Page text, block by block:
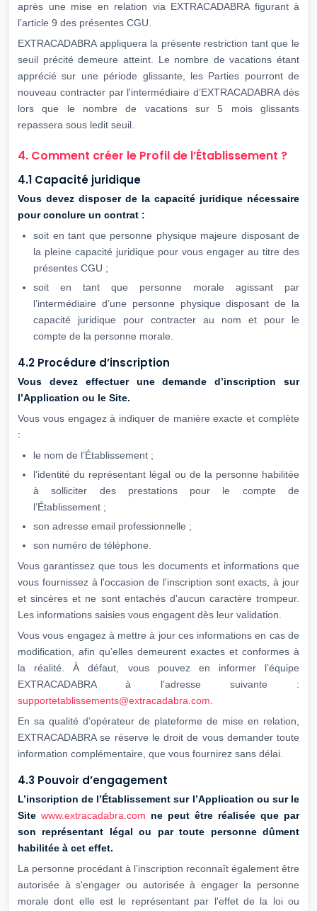
après une mise en relation via EXTRACADABRA figurant à
l’article 9 des présentes CGU.
EXTRACADABRA appliquera la présente restriction tant que le
seuil précité demeure atteint. Le nombre de vacations étant
apprécié sur une période glissante, les Parties pourront de
nouveau contracter par l'intermédiaire d’EXTRACADABRA dès
lors que le nombre de vacations sur 5 mois glissants
repassera sous ledit seuil.
4. Comment créer le Profil de l’Établissement ?
4.1 Capacité juridique
Vous devez disposer de la capacité juridique nécessaire
pour conclure un contrat :
soit en tant que personne physique majeure disposant de
la pleine capacité juridique pour vous engager au titre des
présentes CGU ;
soit en tant que personne morale agissant par
l’intermédiaire d’une personne physique disposant de la
capacité juridique pour contracter au nom et pour le
compte de la personne morale.
4.2 Procédure d’inscription
Vous devez effectuer une demande d’inscription sur
l’Application ou le Site.
Vous vous engagez à indiquer de manière exacte et complète
:
le nom de l’Établissement ;
l’identité du représentant légal ou de la personne habilitée
à solliciter des prestations pour le compte de
l’Établissement ;
son adresse email professionnelle ;
son numéro de téléphone.
Vous garantissez que tous les documents et informations que
vous fournissez à l'occasion de l'inscription sont exacts, à jour
et sincères et ne sont entachés d'aucun caractère trompeur.
Les informations saisies vous engagent dès leur validation.
Vous vous engagez à mettre à jour ces informations en cas de
modification, afin qu’elles demeurent exactes et conformes à
la réalité. À défaut, vous pouvez en informer l’équipe
EXTRACADABRA à l’adresse suivante :
supportetablissements@extracadabra.com
En sa qualité d’opérateur de plateforme de mise en relation,
EXTRACADABRA se réserve le droit de vous demander toute
information complémentaire, que vous fournirez sans délai.
4.3 Pouvoir d’engagement
L’inscription de l’Établissement sur l’Application ou sur le
Site www.extracadabra.com ne peut être réalisée que par
son représentant légal ou par toute personne dûment
habilitée à cet effet.
La personne procédant à l’inscription reconnaît également être
autorisée à s'engager ou autorisée à engager la personne
morale dont elle est le représentant par l'effet de la loi ou